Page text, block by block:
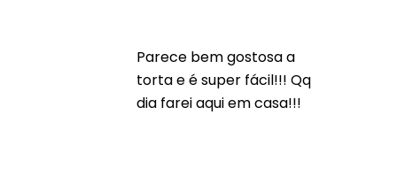
Parece bem gostosa a
torta e é super fácil!!! Qq
dia farei aqui em casa!!!